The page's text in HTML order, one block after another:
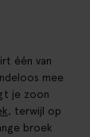
één van
mee
je zoon
, terwijl op
broek